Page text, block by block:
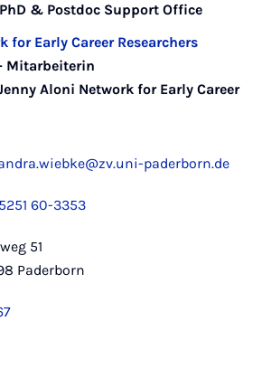
& Postdoc Support Office
for Early Career Researchers
Mitarbeiterin
Aloni Network for Early Career
paderborn.de
60-3353
51
Paderborn